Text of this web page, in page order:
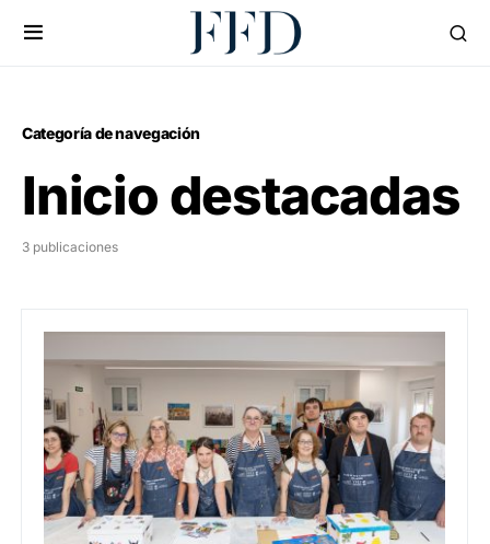
Categoría de navegación
Inicio destacadas
3 publicaciones